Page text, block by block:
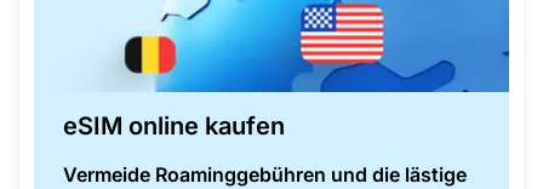
eSIM online kaufen
Vermeide Roaminggebühren und die lästige